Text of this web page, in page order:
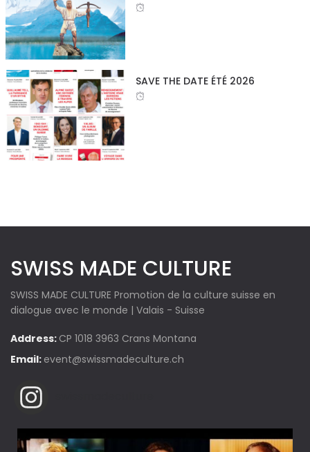
SAVE THE DATE ÉTÉ 2026
SWISS MADE CULTURE
SWISS MADE CULTURE Promotion de la culture suisse en
dialogue avec le monde | Valais - Suisse
Address: CP 1018 3963 Crans Montana
Email: event@swissmadeculture.ch